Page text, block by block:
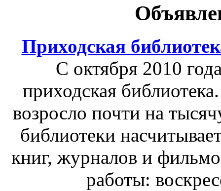
Приходская
С октября 2010
приходская
возросло почти на
библиотеки
книг, журналов и
работы: